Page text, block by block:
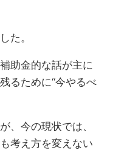
た。
助金的な話が主に
るために“今やるべ
、今の現状では、
考え方を変えない